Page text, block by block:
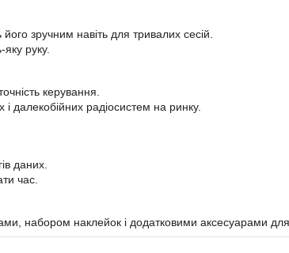
зручним навіть для тривалих сесій.
руку.
керування.
далекобійних радіосистем на ринку.
даних.
час.
набором наклейок і додатковими аксесуарами для